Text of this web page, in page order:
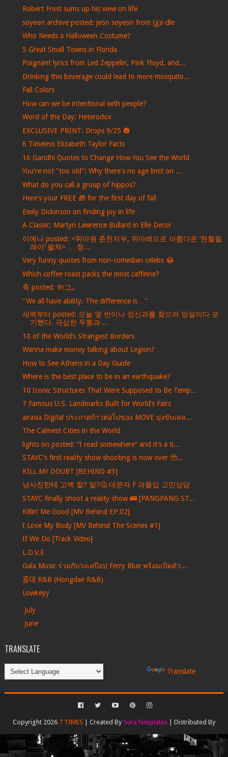
Robert Frost sums up his view on life
soyeon archive posted: jeon soyeon from (g)i-dle
Who Needs a Halloween Costume?
5 Great Small Towns in Florida
Poignant lyrics from Led Zeppelin, Pink Floyd, and...
Drinking this beverage could lead to more mosquito...
Fall Colors
How can we be intentional with people?
Word of the Day: Heterodox
EXCLUSIVE PRINT: Drops 9/25 🎃
6 Timeless Elizabeth Taylor Facts
16 Gandhi Quotes to Change How You See the World
You're not "too old": Why there's no age limit on ...
What do you call a group of hippos?
Here's your FREE 🎁 for the first day of fall
Emily Dickinson on finding joy in life
A Classic: Martyn Lawrence Bullard in Elle Decor
이예나 posted: <위아원 춘천지부, 위아레드로 아름다운 ‘헌혈릴
레이’ 펼쳐> … 청...
Very funny quotes from non-comedian celebs 😂
Which coffee roast packs the most caffeine?
축 posted: 허그,,
"We all have ability. The difference is…"
새벽부터 posted: 오늘 몇 번이나 정신과를 찾으려 망설이다 포
기했다. 극심한 두통과 ...
10 of the World’s Strangest Borders
Wanna make money talking about Legion?
How to See Athens in a Day Guide
Where is the best place to be in an earthquake?
10 Iconic Structures That Were Supposed to Be Temp...
7 Famous U.S. Landmarks Built for World’s Fairs
airasia Digital ประกาศก้าวต่อไปของ MOVE มุ่งขับเคล...
The Calmest Cities in the World
lights on posted: “I read somewhere” and it’s a ti...
STAYC's first reality show shooting is now over 🥹...
KILL MY DOUBT [BEHIND #3]
남사친한테 고백 할? 말?🤔 대문자 F 과몰입 고민상담
STAYC finally shoot a reality show 🚌 [PANGPANG ST...
Killin’ Me Good [MV Behind EP.02]
I Love My Body [MV Behind The Scenes #1]
If We Do [Track Video]
L.O.V.E
Gala Music ร่วมกับวงเคป๊อป Ferry Blue พร้อมเปิดตัว...
홍대 R&B (Hongdae R&B)
Lowkeyy
July
June
TRANSLATE
Translate
Copyright 2026 7 TIMES | Created By SoraTemplates| Distributed By
Gooyaabi Templates